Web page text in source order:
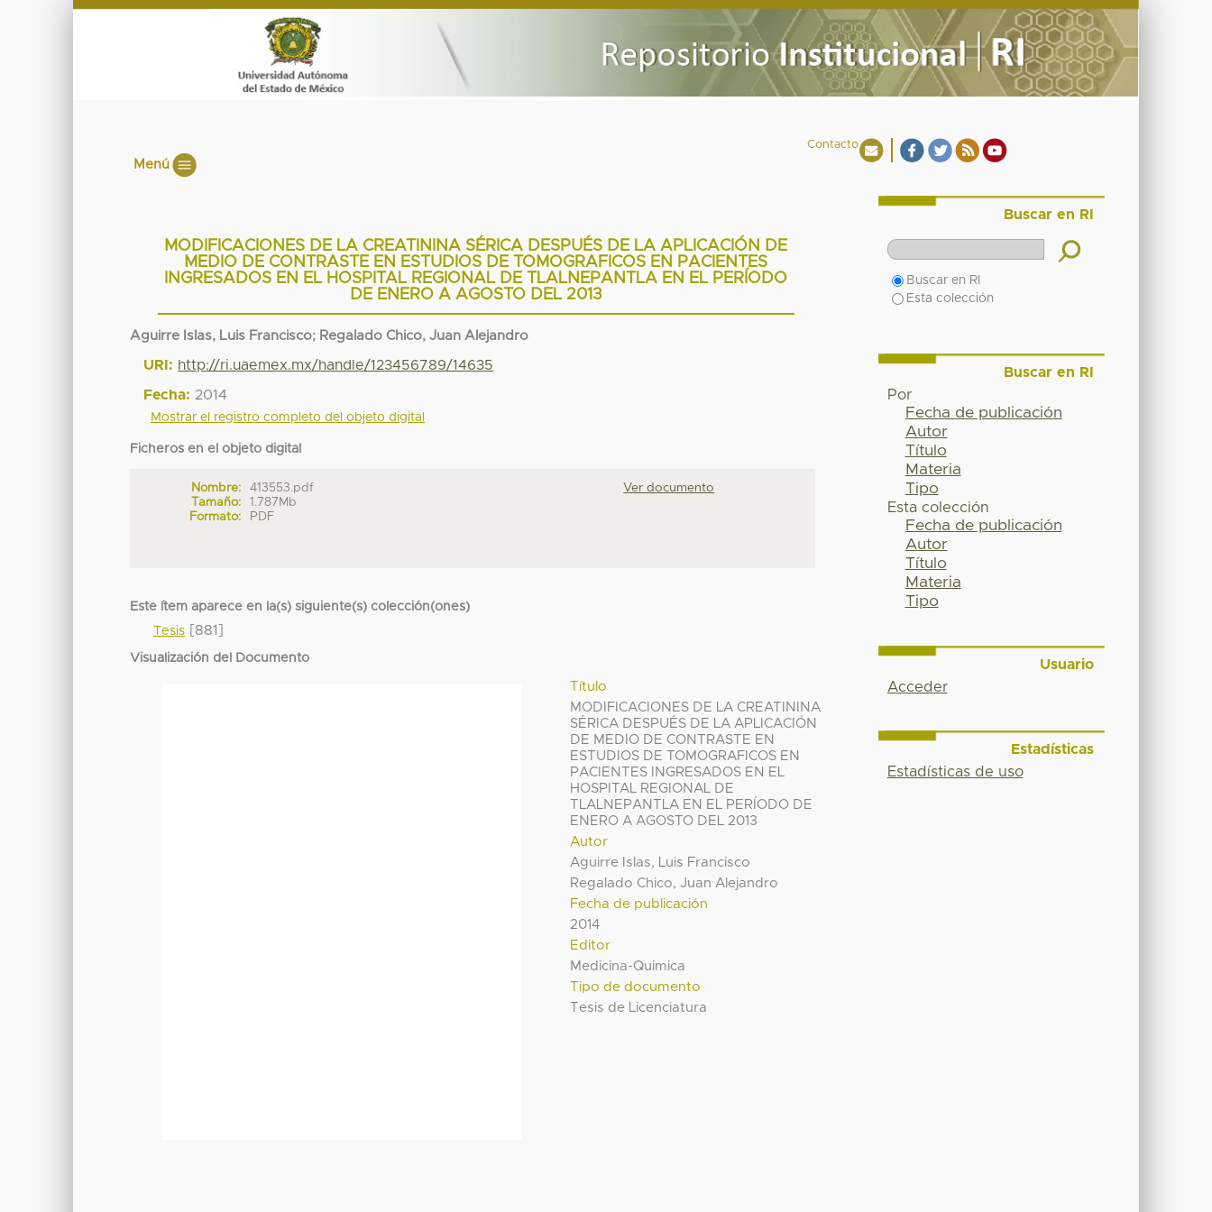
Contacto
Menú
MODIFICACIONES DE LA CREATININA SÉRICA DESPUÉS DE LA APLICACIÓN DE
MEDIO DE CONTRASTE EN ESTUDIOS DE TOMOGRAFICOS EN PACIENTES
INGRESADOS EN EL HOSPITAL REGIONAL DE TLALNEPANTLA EN EL PERÍODO
DE ENERO A AGOSTO DEL 2013
Aguirre Islas, Luis Francisco; Regalado Chico, Juan Alejandro
URI: http://ri.uaemex.mx/handle/123456789/14635
Fecha: 2014
Mostrar el registro completo del objeto digital
Ficheros en el objeto digital
Nombre:
413553.pdf
Tamaño:
1.787Mb
Formato:
PDF
Ver documento
Este ítem aparece en la(s) siguiente(s) colección(ones)
Tesis [881]
Visualización del Documento
Título
MODIFICACIONES DE LA CREATININA
SÉRICA DESPUÉS DE LA APLICACIÓN
DE MEDIO DE CONTRASTE EN
ESTUDIOS DE TOMOGRAFICOS EN
PACIENTES INGRESADOS EN EL
HOSPITAL REGIONAL DE
TLALNEPANTLA EN EL PERÍODO DE
ENERO A AGOSTO DEL 2013
Autor
Aguirre Islas, Luis Francisco
Regalado Chico, Juan Alejandro
Fecha de publicación
2014
Editor
Medicina-Quimica
Tipo de documento
Tesis de Licenciatura
Buscar en RI
Buscar en RI
Esta colección
Buscar en RI
Por
Fecha de publicación
Autor
Título
Materia
Tipo
Esta colección
Fecha de publicación
Autor
Título
Materia
Tipo
Usuario
Acceder
Estadísticas
Estadísticas de uso